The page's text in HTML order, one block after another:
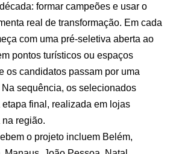
formar campeões e usar o
real de transformação. Em cada
com uma pré-seletiva aberta ao
pontos turísticos ou espaços
os candidatos passam por uma
sequência, os selecionados
final, realizada em lojas
região.
o projeto incluem Belém,